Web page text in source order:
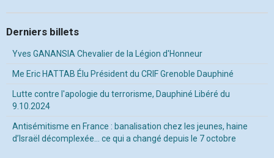
Derniers billets
Yves GANANSIA Chevalier de la Légion d'Honneur
Me Eric HATTAB Élu Président du CRIF Grenoble Dauphiné
Lutte contre l'apologie du terrorisme, Dauphiné Libéré du
9.10.2024
Antisémitisme en France : banalisation chez les jeunes, haine
d’Israël décomplexée… ce qui a changé depuis le 7 octobre